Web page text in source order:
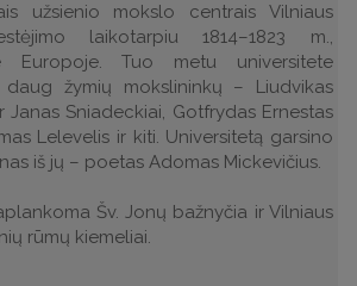
užsienio mokslo centrais Vilniaus
laikotarpiu 1814–1823 m.,
Europoje. Tuo metu universitete
žymių mokslininkų – Liudvikas
Janas Sniadeckiai, Gotfrydas Ernestas
Lelevelis ir kiti. Universitetą garsino
iš jų – poetas Adomas Mickevičius.
Šv. Jonų bažnyčia ir Vilniaus
rūmų kiemeliai.